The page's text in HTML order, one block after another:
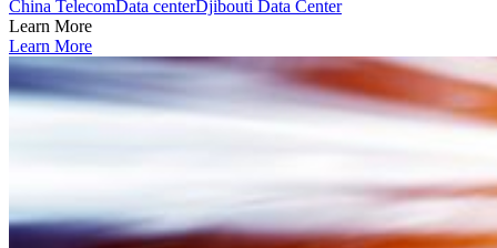
China TelecomData centerDjibouti Data Center
Learn More
Learn More